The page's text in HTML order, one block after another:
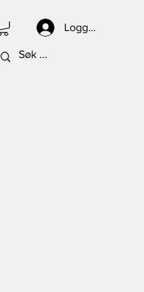
Logg inn